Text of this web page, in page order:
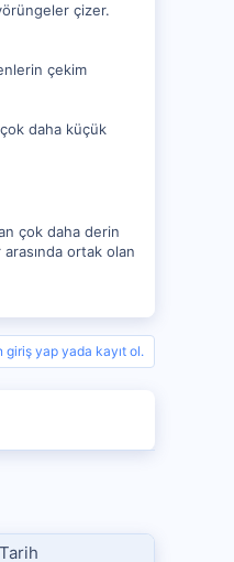
çizer.
çekim
daha küçük
çok daha derin
ortak olan
yap yada kayıt ol.
Tarih